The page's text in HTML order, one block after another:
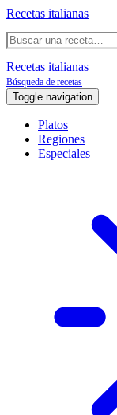
Recetas italianas
Recetas italianas
Búsqueda de recetas
Toggle navigation
Platos
Regiones
Especiales